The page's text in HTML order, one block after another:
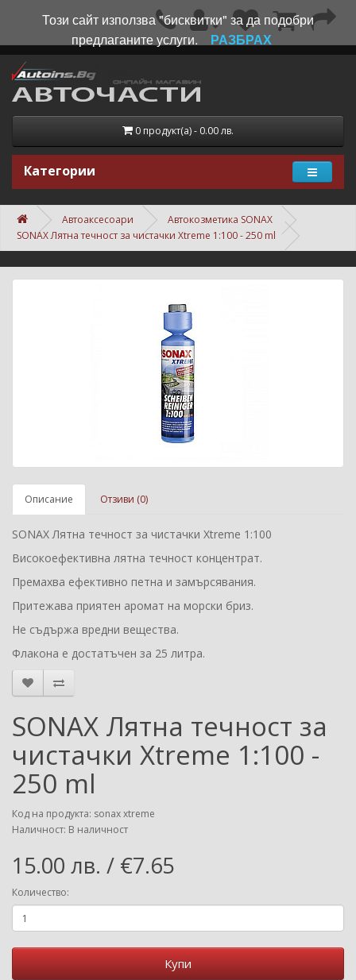
0 продукт(а) - 0.00 лв.
Категории
Автоаксесоари
Автокозметика SONAX
SONAX Лятна течност за чистачки Xtreme 1:100 - 250 ml
Описание Отзиви (0)
SONAX Лятна течност за чистачки Xtreme 1:100
Високоефективна лятна течност концентрат.
Премахва ефективно петна и замърсявания.
Притежава приятен аромат на морски бриз.
Не съдържа вредни вещества.
Флакона е достатъчен за 25 литра.
SONAX Лятна течност за
чистачки Xtreme 1:100 -
250 ml
Код на продукта: sonax xtreme
Наличност: В наличност
15.00 лв. / €7.65
Количество:
Купи
Този сайт използва "бисквитки" за да подобри
предлаганите услуги.
РАЗБРАХ